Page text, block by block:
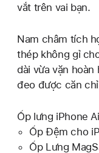
vắt trên vai bạn.
Nam châm tích
thép không gỉ
dài vừa vặn
đeo được căn
Ốp lưng iPhone
Ốp Đệm cho
Ốp Lưng